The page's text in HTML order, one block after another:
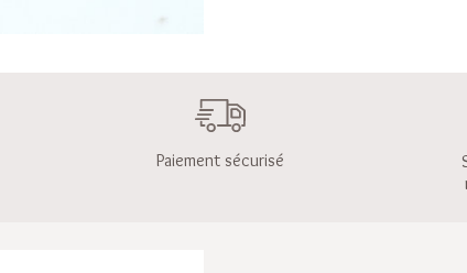
Paiement sécurisé